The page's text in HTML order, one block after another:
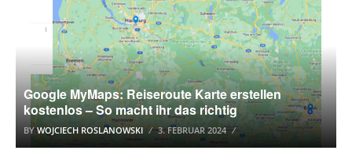
Google MyMaps: Reiseroute Karte erstellen
kostenlos – So macht ihr das richtig
BYWOJCIECH ROSLANOWSKI 3. FEBRUAR 2024